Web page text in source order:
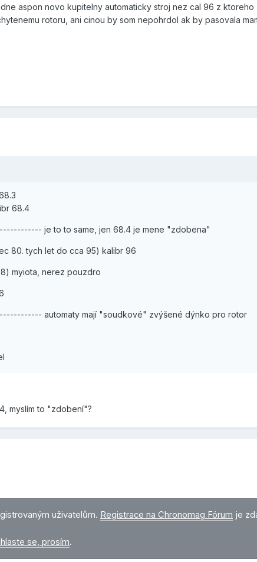
aspon novo kupitelny automaticky stroj nez cal 96 z ktoreho
rotoru, ani cinou by som nepohrdol ak by pasovala
68.4
je to to same, jen 68.4 je mene "zdobena"
80. tych let do cca 95) kalibr 96
myiota, nerez pouzdro
automaty mají "soudkové" zvýšené dýnko pro rotor
myslím to "zdobení"?
uživatelům. Registrace na Chronomag Fórum je
se, prosím.